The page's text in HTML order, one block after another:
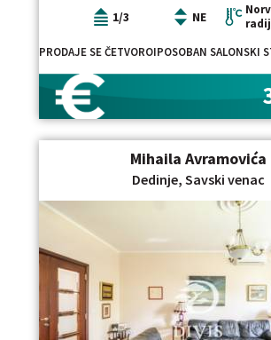
1/3
NE
PRODAJE SE ČETVOROIPOSOBAN
Mihaila Avramovića
Dedinje, Savski venac